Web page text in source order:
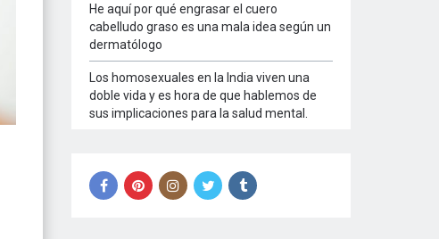
He aquí por qué engrasar el cuero
cabelludo graso es una mala idea según un
dermatólogo
Los homosexuales en la India viven una
doble vida y es hora de que hablemos de
sus implicaciones para la salud mental.